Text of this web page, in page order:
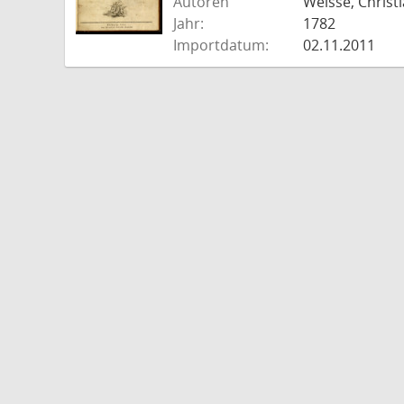
Jahr:
1782
Importdatum:
02.11.2011